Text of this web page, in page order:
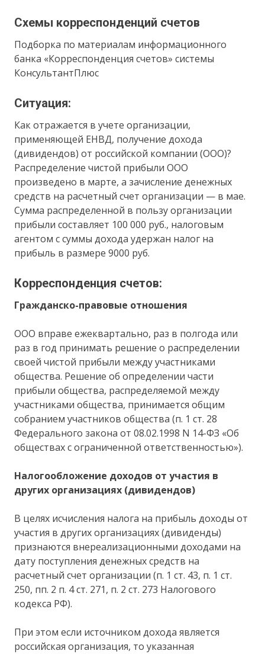
Схемы корреспонденций счетов
Подборка по материалам информационного
банка «Корреспонденция счетов» системы
КонсультантПлюс
Ситуация:
Как отражается в учете организации,
применяющей ЕНВД, получение дохода
(дивидендов) от российской компании (ООО)?
Распределение чистой прибыли ООО
произведено в марте, а зачисление денежных
средств на расчетный счет организации — в мае.
Сумма распределенной в пользу организации
прибыли составляет 100 000 руб., налоговым
агентом с суммы дохода удержан налог на
прибыль в размере 9000 руб.
Корреспонденция счетов:
Гражданско-правовые отношения
ООО вправе ежеквартально, раз в полгода или
раз в год принимать решение о распределении
своей чистой прибыли между участниками
общества. Решение об определении части
прибыли общества, распределяемой между
участниками общества, принимается общим
собранием участников общества (п. 1 ст. 28
Федерального закона от 08.02.1998 N 14-ФЗ «Об
обществах с ограниченной ответственностью»).
Налогообложение доходов от участия в
других организациях (дивидендов)
В целях исчисления налога на прибыль доходы от
участия в других организациях (дивиденды)
признаются внереализационными доходами на
дату поступления денежных средств на
расчетный счет организации (п. 1 ст. 43, п. 1 ст.
250, пп. 2 п. 4 ст. 271, п. 2 ст. 273 Налогового
кодекса РФ).
При этом если источником дохода является
российская организация, то указанная